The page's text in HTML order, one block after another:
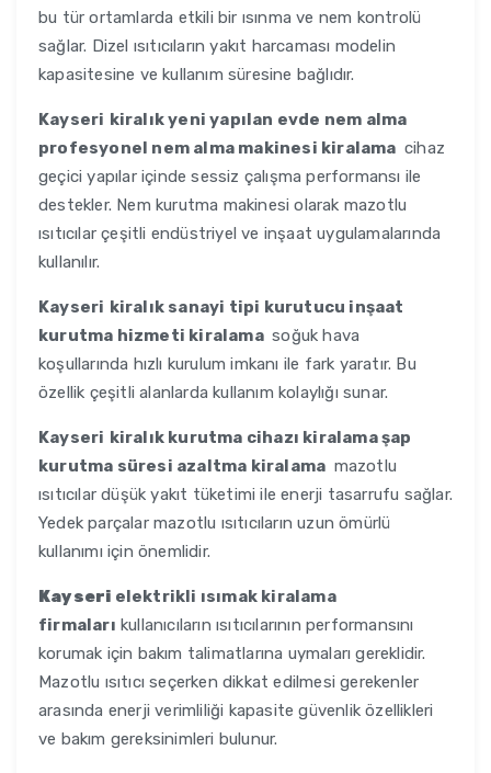
bu tür ortamlarda etkili bir ısınma ve nem kontrolü
sağlar. Dizel ısıtıcıların yakıt harcaması modelin
kapasitesine ve kullanım süresine bağlıdır.
Kayseri kiralık yeni yapılan evde nem alma
profesyonel nem alma makinesi kiralama cihaz
geçici yapılar içinde sessiz çalışma performansı ile
destekler. Nem kurutma makinesi olarak mazotlu
ısıtıcılar çeşitli endüstriyel ve inşaat uygulamalarında
kullanılır.
Kayseri kiralık sanayi tipi kurutucu inşaat
kurutma hizmeti kiralama soğuk hava
koşullarında hızlı kurulum imkanı ile fark yaratır. Bu
özellik çeşitli alanlarda kullanım kolaylığı sunar.
Kayseri kiralık kurutma cihazı kiralama şap
kurutma süresi azaltma kiralama mazotlu
ısıtıcılar düşük yakıt tüketimi ile enerji tasarrufu sağlar.
Yedek parçalar mazotlu ısıtıcıların uzun ömürlü
kullanımı için önemlidir.
Kayseri elektrikli ısımak kiralama
firmaları kullanıcıların ısıtıcılarının performansını
korumak için bakım talimatlarına uymaları gereklidir.
Mazotlu ısıtıcı seçerken dikkat edilmesi gerekenler
arasında enerji verimliliği kapasite güvenlik özellikleri
ve bakım gereksinimleri bulunur.